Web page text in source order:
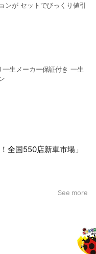
ンが セットでびっくり値引
生メーカー保証付き 一生
全国550店新車市場」
See more